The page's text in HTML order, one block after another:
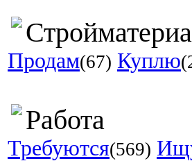
Продам(67) Куплю
Работа
Требуются(569)